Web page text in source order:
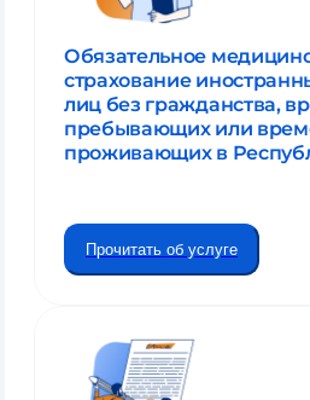
Обязательное
страхование
лиц без гражданства,
пребывающих или
проживающих в
Прочитать об услуге